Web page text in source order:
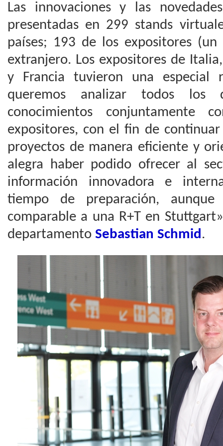
Las innovaciones y las
presentadas en 299 stands
países; 193 de los expositores
extranjero. Los expositores de
y Francia tuvieron una especial
queremos analizar todos
conocimientos conjuntamente
expositores, con el fin de
proyectos de manera eficiente y
alegra haber podido ofrecer al
información innovadora e
tiempo de preparación,
comparable a una R+T en
departamento Sebastian Schmid.